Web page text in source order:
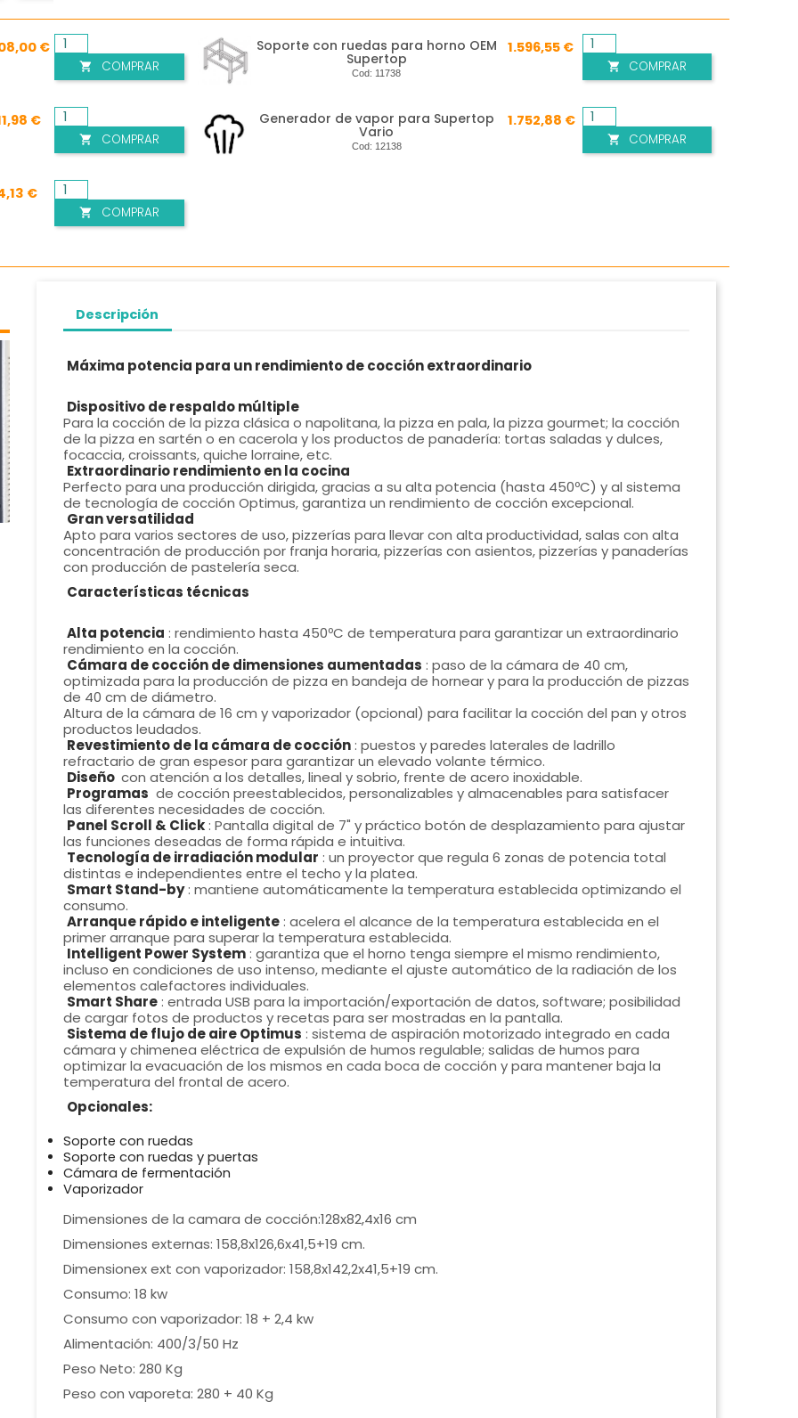
€
 COMPRAR
Soporte con ruedas para horno OEM
Supertop
Cod: 11738
1.596,55 €
 COMPRAR
€
 COMPRAR
Generador de vapor para Supertop
Vario
Cod: 12138
1.752,88 €
 COMPRAR
€
 COMPRAR
Descripción
Máxima potencia para un rendimiento de cocción extraordinario
Dispositivo de respaldo múltiple
Para la cocción de la pizza clásica o napolitana, la pizza en pala, la pizza gourmet; la cocción
de la pizza en sartén o en cacerola y los productos de panadería: tortas saladas y dulces,
focaccia, croissants, quiche lorraine, etc.
Extraordinario rendimiento en la cocina
Perfecto para una producción dirigida, gracias a su alta potencia (hasta 450ºC) y al sistema
de tecnología de cocción Optimus, garantiza un rendimiento de cocción excepcional.
Gran versatilidad
Apto para varios sectores de uso, pizzerías para llevar con alta productividad, salas con alta
concentración de producción por franja horaria, pizzerías con asientos, pizzerías y panaderías
con producción de pastelería seca.
Características técnicas
Alta potencia : rendimiento hasta 450ºC de temperatura para garantizar un extraordinario
rendimiento en la cocción.
Cámara de cocción de dimensiones aumentadas : paso de la cámara de 40 cm,
optimizada para la producción de pizza en bandeja de hornear y para la producción de pizzas
de 40 cm de diámetro.
Altura de la cámara de 16 cm y vaporizador (opcional) para facilitar la cocción del pan y otros
productos leudados.
Revestimiento de la cámara de cocción : puestos y paredes laterales de ladrillo
refractario de gran espesor para garantizar un elevado volante térmico.
Diseño con atención a los detalles, lineal y sobrio, frente de acero inoxidable.
Programas de cocción preestablecidos, personalizables y almacenables para satisfacer
las diferentes necesidades de cocción.
Panel Scroll & Click : Pantalla digital de 7" y práctico botón de desplazamiento para ajustar
las funciones deseadas de forma rápida e intuitiva.
Tecnología de irradiación modular : un proyector que regula 6 zonas de potencia total
distintas e independientes entre el techo y la platea.
Smart Stand-by : mantiene automáticamente la temperatura establecida optimizando el
consumo.
Arranque rápido e inteligente : acelera el alcance de la temperatura establecida en el
primer arranque para superar la temperatura establecida.
Intelligent Power System : garantiza que el horno tenga siempre el mismo rendimiento,
incluso en condiciones de uso intenso, mediante el ajuste automático de la radiación de los
elementos calefactores individuales.
Smart Share : entrada USB para la importación/exportación de datos, software; posibilidad
de cargar fotos de productos y recetas para ser mostradas en la pantalla.
Sistema de flujo de aire Optimus : sistema de aspiración motorizado integrado en cada
cámara y chimenea eléctrica de expulsión de humos regulable; salidas de humos para
optimizar la evacuación de los mismos en cada boca de cocción y para mantener baja la
temperatura del frontal de acero.
Opcionales:
Soporte con ruedas
Soporte con ruedas y puertas
Cámara de fermentación
Vaporizador
Dimensiones de la camara de cocción:128x82,4x16 cm
Dimensiones externas: 158,8x126,6x41,5+19 cm.
Dimensionex ext con vaporizador: 158,8x142,2x41,5+19 cm.
Consumo: 18 kw
Consumo con vaporizador: 18 + 2,4 kw
Alimentación: 400/3/50 Hz
Peso Neto: 280 Kg
Peso con vaporeta: 280 + 40 Kg